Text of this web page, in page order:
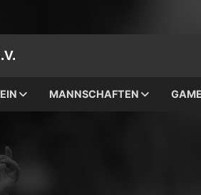
MANNSCHAFTEN